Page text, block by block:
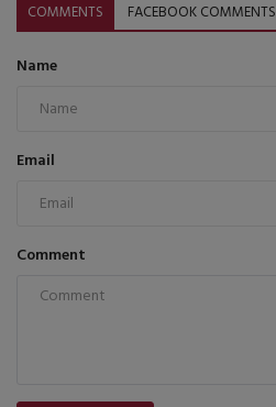
COMMENTS FACEBOOK COMMENTS
Name
Email
Comment